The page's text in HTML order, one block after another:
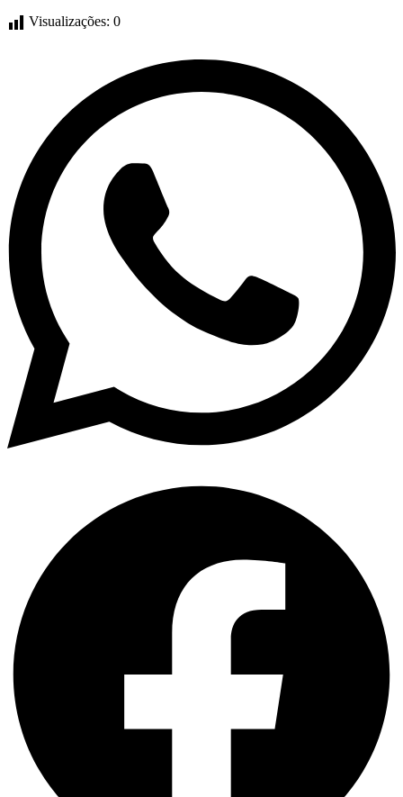
Visualizações: 0